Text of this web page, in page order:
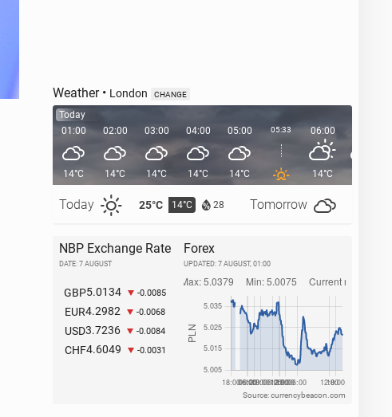
Weather• London CHANGE
Today
01:00
14°C
Today 25°C 14°C 28 Tomorrow
02:00
14°C
03:00
14°C
04:00
14°C
05:00
14°C
05:33 06:00
14°C
NBP Exchange Rate
DATE: 7 AUGUST
GBP5.0134 -0.0085
EUR4.2982 -0.0068
USD3.7236 -0.0084
CHF4.6049 -0.0031
Forex
UPDATED: 7 AUGUST, 01:00
Source: currencybeacon.com